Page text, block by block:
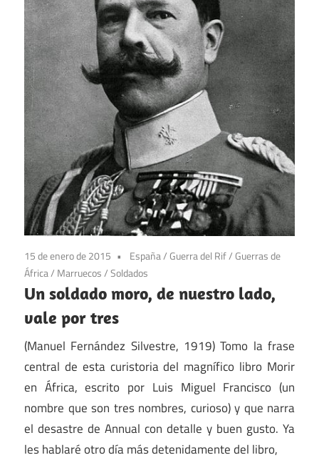
15 de enero de 2015 España/Guerra del Rif/Guerras de
África/ Marruecos/Soldados
Un soldado moro, de nuestro lado,
vale por tres
(Manuel Fernández Silvestre, 1919) Tomo la frase
central de esta curistoria del magnífico libro Morir
en África, escrito por Luis Miguel Francisco (un
nombre que son tres nombres, curioso) y que narra
el desastre de Annual con detalle y buen gusto. Ya
les hablaré otro día más detenidamente del libro,